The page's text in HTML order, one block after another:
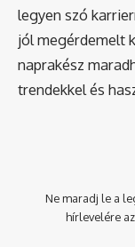
legyen szó
jól megérdemelt
naprakész
trendekkel és
Ne maradj le a
hírlevelére